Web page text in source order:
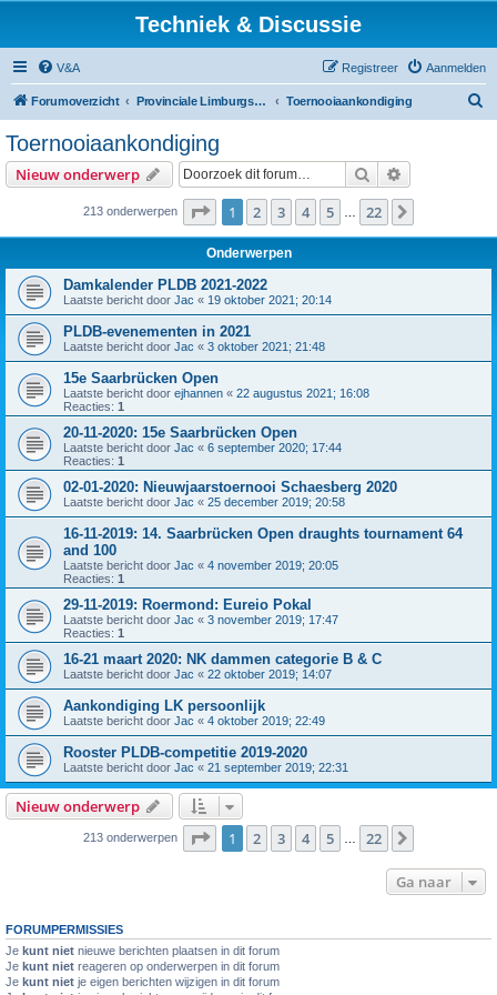
Techniek & Discussie
V&A Aanmelden
Registreer
Forumoverzicht Provinciale Limburgse Dambond Toernooiaankondiging
Toernooiaankondiging
Nieuw onderwerp Zoek
213 onderwerpen Pagina van 22
1 2 3 4 5 22
Onderwerpen
Damkalender PLDB 2021-2022
Laatste bericht door Jac « 19 oktober 2021; 20:14
PLDB-evenementen in 2021
Laatste bericht door Jac « 3 oktober 2021; 21:48
15e Saarbrücken Open
Laatste bericht door ejhannen « 22 augustus 2021; 16:08
Reacties: 1
20-11-2020: 15e Saarbrücken Open
Laatste bericht door Jac « 6 september 2020; 17:44
Reacties: 1
02-01-2020: Nieuwjaarstoernooi Schaesberg 2020
Laatste bericht door Jac « 25 december 2019; 20:58
16-11-2019: 14. Saarbrücken Open draughts tournament 64
and 100
Laatste bericht door Jac « 4 november 2019; 20:05
Reacties: 1
29-11-2019: Roermond: Eureio Pokal
Laatste bericht door Jac « 3 november 2019; 17:47
Reacties: 1
16-21 maart 2020: NK dammen categorie B & C
Laatste bericht door Jac « 22 oktober 2019; 14:07
Aankondiging LK persoonlijk
Laatste bericht door Jac « 4 oktober 2019; 22:49
Rooster PLDB-competitie 2019-2020
Laatste bericht door Jac « 21 september 2019; 22:31
Nieuw onderwerp
213 onderwerpen Pagina van 22
1 2 3 4 5 22
Ga naar
FORUMPERMISSIES
Je kunt niet nieuwe berichten plaatsen in dit forum
Je kunt niet reageren op onderwerpen in dit forum
Je kunt niet je eigen berichten wijzigen in dit forum